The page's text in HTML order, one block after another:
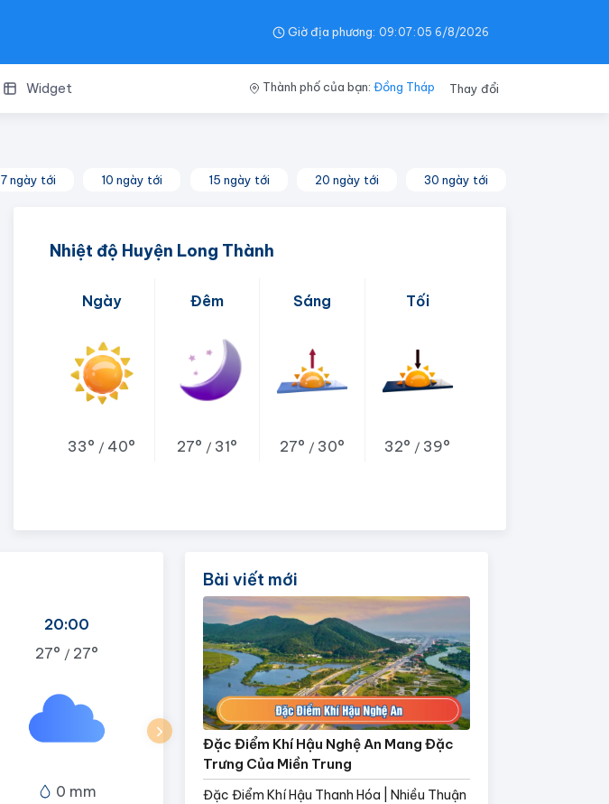
Giờ địa phương: 09: 07: 06 6/8/2026
Widget Thành phố của bạn: Đồng Tháp Thay đổi
7 ngày tới 10 ngày tới 15 ngày tới 20 ngày tới 30 ngày tới
Nhiệt độ Huyện Long Thành
Ngày
33° / 40°
Đêm
27° / 31°
Sáng
27° / 30°
Tối
32° / 39°
20:00
27° / 27°
0 mm
Bài viết mới
Đặc Điểm Khí Hậu Nghệ An Mang Đặc
Trưng Của Miền Trung
Đặc Điểm Khí Hậu Thanh Hóa | Nhiều Thuận